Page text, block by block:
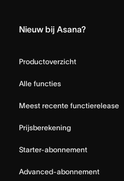
Nieuw bij Asana?
Productoverzicht
Alle functies
Meest recente functierelease
Prijsberekening
Starter-abonnement
Advanced-abonnement